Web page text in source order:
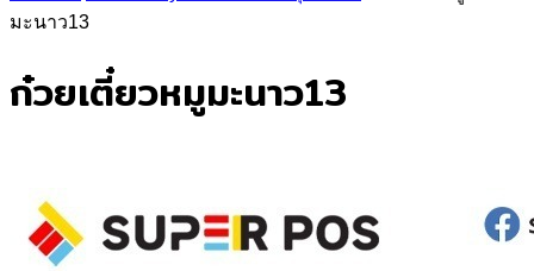
มะนาว13
ก๋วยเตี๋ยวหมูมะนาว13